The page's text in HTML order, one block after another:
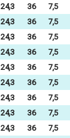
24,3 36
7,5
24,3 36
7,5
24,3 36
7,5
24,3 36
7,5
24,3 36
7,5
24,3 36
7,5
24,3 36
7,5
24,3 36
7,5
24,3 36
7,5